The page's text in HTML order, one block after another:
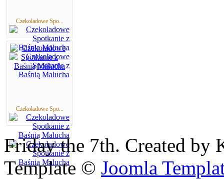
Czekoladowe Spo...
Czekoladowe Spo...
Friday the 7th. Created by
Template © Joomla